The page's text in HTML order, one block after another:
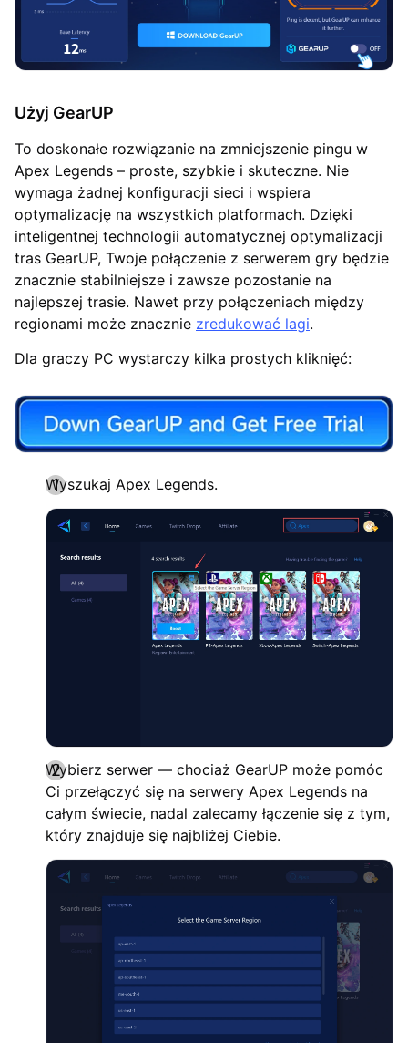
Użyj GearUP
To doskonałe rozwiązanie na zmniejszenie pingu w
Apex Legends – proste, szybkie i skuteczne. Nie
wymaga żadnej konfiguracji sieci i wspiera
optymalizację na wszystkich platformach. Dzięki
inteligentnej technologii automatycznej optymalizacji
tras GearUP, Twoje połączenie z serwerem gry będzie
znacznie stabilniejsze i zawsze pozostanie na
najlepszej trasie. Nawet przy połączeniach między
regionami może znacznie zredukować lagi.
Dla graczy PC wystarczy kilka prostych kliknięć:
Wyszukaj Apex Legends.
Wybierz serwer — chociaż GearUP może pomóc
Ci przełączyć się na serwery Apex Legends na
całym świecie, nadal zalecamy łączenie się z tym,
który znajduje się najbliżej Ciebie.